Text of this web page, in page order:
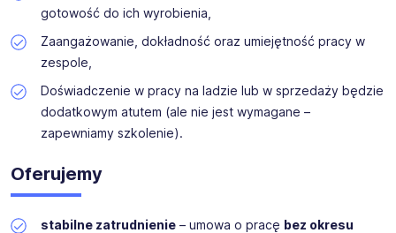
gotowość do ich wyrobienia,
Zaangażowanie, dokładność oraz umiejętność pracy w
zespole,
Doświadczenie w pracy na ladzie lub w sprzedaży będzie
dodatkowym atutem (ale nie jest wymagane –
zapewniamy szkolenie).
Oferujemy
stabilne zatrudnienie– umowa o pracę bez okresu